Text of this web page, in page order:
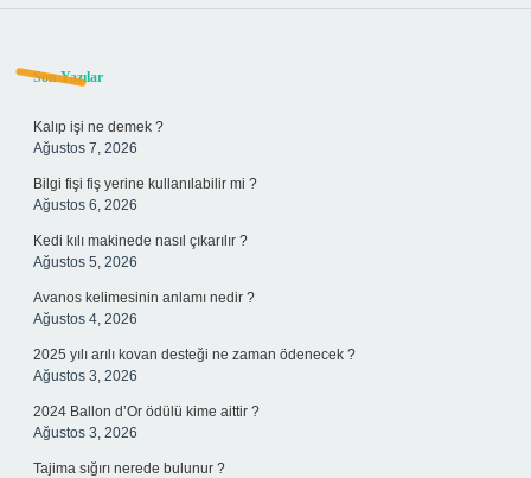
Sidebar
Son Yazılar
Kalıp işi ne demek ?
Ağustos 7, 2026
Bilgi fişi fiş yerine kullanılabilir mi ?
Ağustos 6, 2026
Kedi kılı makinede nasıl çıkarılır ?
Ağustos 5, 2026
Avanos kelimesinin anlamı nedir ?
Ağustos 4, 2026
2025 yılı arılı kovan desteği ne zaman ödenecek ?
Ağustos 3, 2026
2024 Ballon d’Or ödülü kime aittir ?
Ağustos 3, 2026
Tajima sığırı nerede bulunur ?